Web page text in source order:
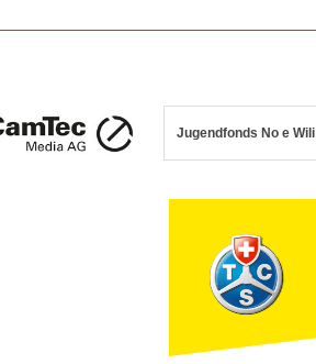
Jugendfonds No e Wili